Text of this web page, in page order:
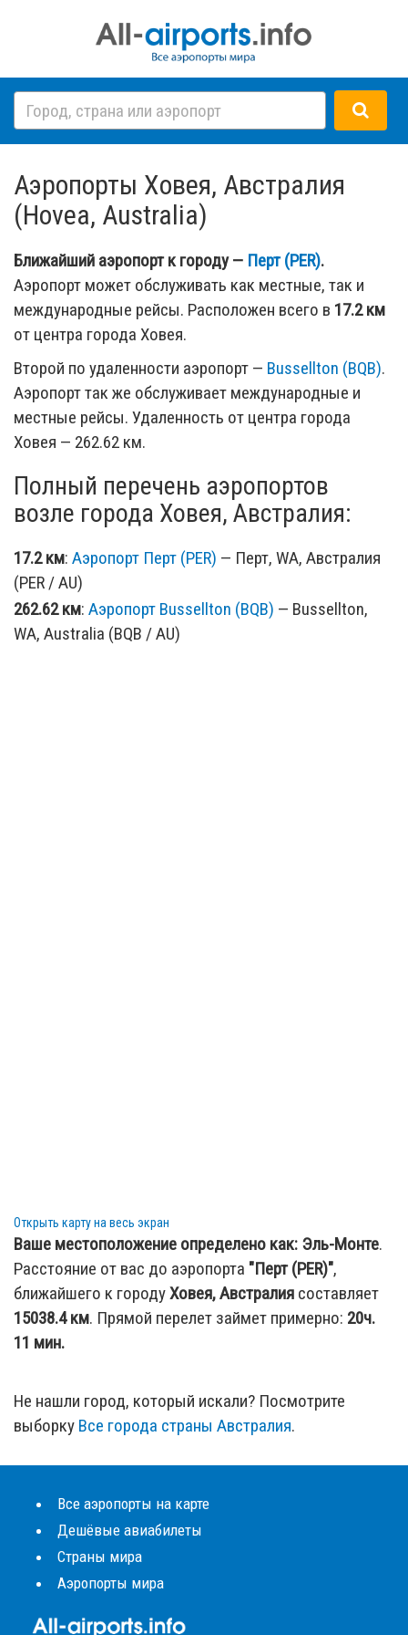
Аэропорты Ховея, Австралия
(Hovea, Australia)
Ближайший аэропорт к городу — Перт (PER).
Аэропорт может обслуживать как местные, так и
международные рейсы. Расположен всего в 17.2 км
от центра города Ховея.
Второй по удаленности аэропорт — Bussellton (BQB).
Аэропорт так же обслуживает международные и
местные рейсы. Удаленность от центра города
Ховея — 262.62 км.
Полный перечень аэропортов
возле города Ховея, Австралия:
17.2 км: Аэропорт Перт (PER) — Перт, WA, Австралия
(PER / AU)
262.62 км: Аэропорт Bussellton (BQB) — Bussellton,
WA, Australia (BQB / AU)
Открыть карту на весь экран
Ваше местоположение определено как: Эль-Монте.
Расстояние от вас до аэропорта "Перт (PER)",
ближайшего к городуХовея, Австралия составляет
15038.4км. Прямой перелет займет примерно: 20ч.
11 мин.
Не нашли город, который искали? Посмотрите
выборку Все города страны Австралия.
Все аэропорты на карте
Дешёвые авиабилеты
Страны мира
Аэропорты мира